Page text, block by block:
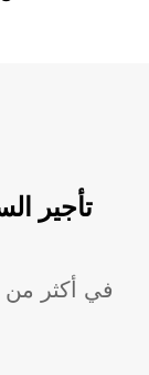
تأجير
موقعًا لشركة Europcar في أكثر من